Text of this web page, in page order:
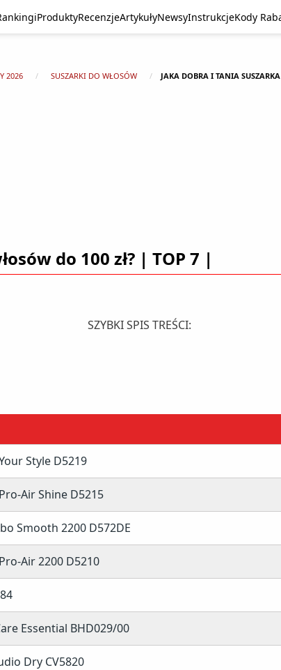
ProduktyRecenzjeArtykułyNewsyInstrukcjeKody
2026 SUSZARKI DO WŁOSÓW JAKA DOBRA I TANIA
do 100 zł? | TOP 7 |
SZYBKI SPIS TREŚCI:
Style D5219
Air Shine D5215
Smooth 2200 D572DE
Air 2200 D5210
Essential BHD029/00
Dry CV5820